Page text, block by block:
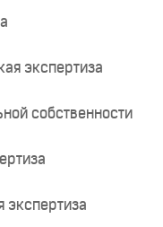
экспертиза
собственности
экспертиза